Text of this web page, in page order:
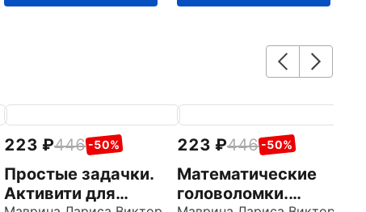
223 446 -50%
Простые задачки.
Активити для
223 446 -50%
Математические
головоломки.